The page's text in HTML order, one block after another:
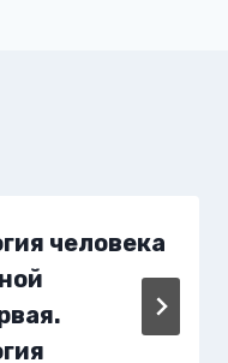
человека